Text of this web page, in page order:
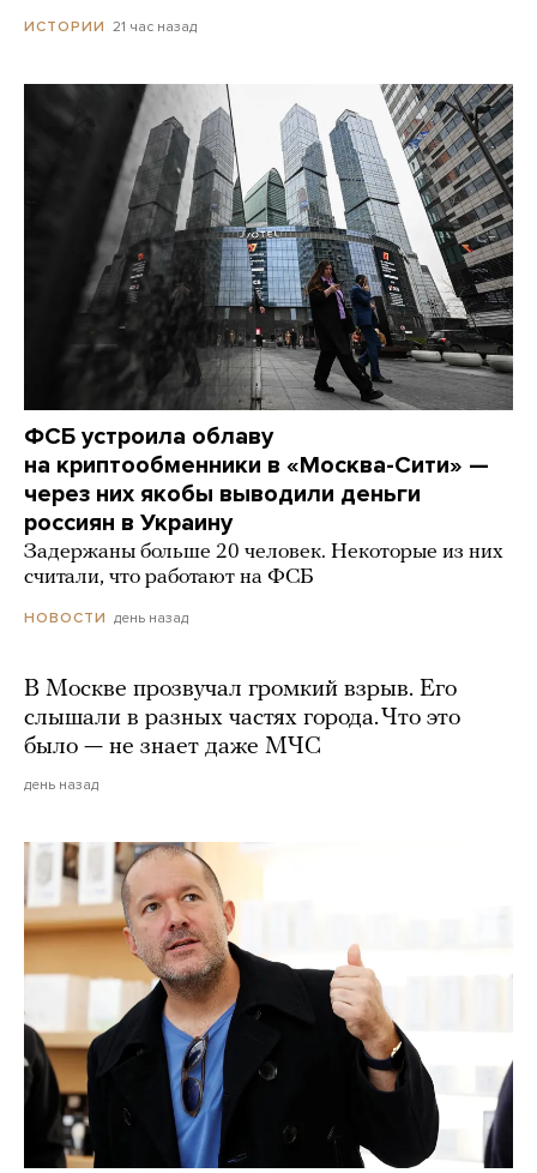
ИСТОРИИ 21 час назад
ФСБ устроила облаву
на криптообменники в «Москва-Сити» —
через них якобы выводили деньги
россиян в Украину
Задержаны больше 20 человек. Некоторые из них
считали, что работают на ФСБ
НОВОСТИ день назад
В Москве прозвучал громкий взрыв. Его
слышали в разных частях города. Что это
было — не знает даже МЧС
день назад